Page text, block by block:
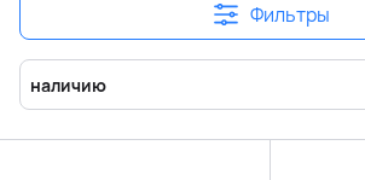
Фильтры
наличию